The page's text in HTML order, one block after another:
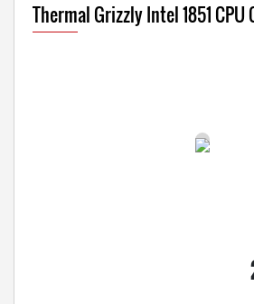
Thermal Grizzly Intel 1851 CPU